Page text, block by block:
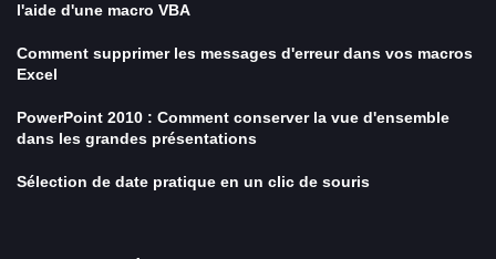
l'aide d'une macro VBA
Comment supprimer les messages d'erreur dans vos macros
Excel
PowerPoint 2010 : Comment conserver la vue d'ensemble
dans les grandes présentations
Sélection de date pratique en un clic de souris